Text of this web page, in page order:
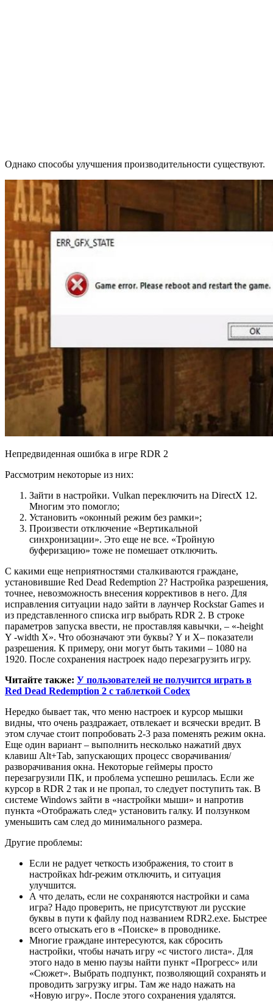
Однако способы улучшения производительности существуют.
Непредвиденная ошибка в игре RDR 2
Рассмотрим некоторые из них:
Зайти в настройки. Vulkan переключить на DirectX 12.
Многим это помогло;
Установить «оконный режим без рамки»;
Произвести отключение «Вертикальной
синхронизации». Это еще не все. «Тройную
буферизацию» тоже не помешает отключить.
С какими еще неприятностями сталкиваются граждане,
установившие Red Dead Redemption 2? Настройка разрешения,
точнее, невозможность внесения коррективов в него. Для
исправления ситуации надо зайти в лаунчер Rockstar Games и
из представленного списка игр выбрать RDR 2. В строке
параметров запуска ввести, не проставляя кавычки, – «-height
Y -width X». Что обозначают эти буквы? Y и X– показатели
разрешения. К примеру, они могут быть такими – 1080 на
1920. После сохранения настроек надо перезагрузить игру.
Читайте также: У пользователей не получится играть в
Red Dead Redemption 2 с таблеткой Codex
Нередко бывает так, что меню настроек и курсор мышки
видны, что очень раздражает, отвлекает и всячески вредит. В
этом случае стоит попробовать 2-3 раза поменять режим окна.
Еще один вариант – выполнить несколько нажатий двух
клавиш Alt+Tab, запускающих процесс сворачивания/
разворачивания окна. Некоторые геймеры просто
перезагрузили ПК, и проблема успешно решилась. Если же
курсор в RDR 2 так и не пропал, то следует поступить так. В
системе Windows зайти в «настройки мыши» и напротив
пункта «Отображать след» установить галку. И ползунком
уменьшить сам след до минимального размера.
Другие проблемы:
Если не радует четкость изображения, то стоит в
настройках hdr-режим отключить, и ситуация
улучшится.
А что делать, если не сохраняются настройки и сама
игра? Надо проверить, не присутствуют ли русские
буквы в пути к файлу под названием RDR2.exe. Быстрее
всего отыскать его в «Поиске» в проводнике.
Многие граждане интересуются, как сбросить
настройки, чтобы начать игру «с чистого листа». Для
этого надо в меню паузы найти пункт «Прогресс» или
«Сюжет». Выбрать подпункт, позволяющий сохранять и
проводить загрузку игры. Там же надо нажать на
«Новую игру». После этого сохранения удалятся.